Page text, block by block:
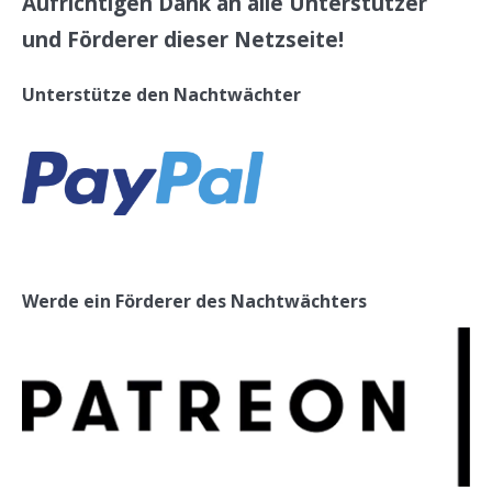
und Förderer dieser Netzseite!
Unterstütze den Nachtwächter
Werde ein Förderer des Nachtwächters